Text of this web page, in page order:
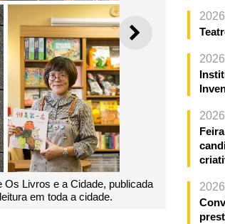
SEGUINTE
23 Dia de Leitura Conjunta em Toda a Cidade
aprender e divertirem-se através de várias